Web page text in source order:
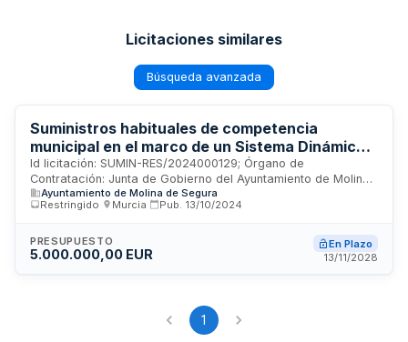
Licitaciones similares
Búsqueda avanzada
Suministros habituales de competencia
municipal en el marco de un Sistema Dinámico
de Adquisición
Id licitación: SUMIN-RES/2024000129; Órgano de
Contratación: Junta de Gobierno del Ayuntamiento de Molina
de Segura; Importe: 4999999.84 EUR; Estado: PUB
Ayuntamiento de Molina de Segura
Restringido
Murcia Pub. 13/10/2024
PRESUPUESTO
5.000.000,00 EUR
En Plazo
13/11/2028
1